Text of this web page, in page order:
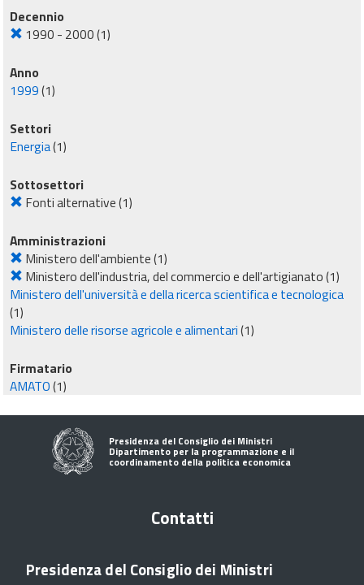
Decennio
1990 - 2000(1)
Anno
1999(1)
Settori
Energia(1)
Sottosettori
Fonti alternative(1)
Amministrazioni
Ministero dell'ambiente(1)
Ministero dell'industria, del commercio e dell'artigianato(1)
Ministero dell'università e della ricerca scientifica e tecnologica
(1)
Ministero delle risorse agricole e alimentari(1)
Firmatario
AMATO(1)
Presidenza del Consiglio dei Ministri
Dipartimento per la programmazione e il
coordinamento della politica economica
Contatti
Presidenza del Consiglio dei Ministri